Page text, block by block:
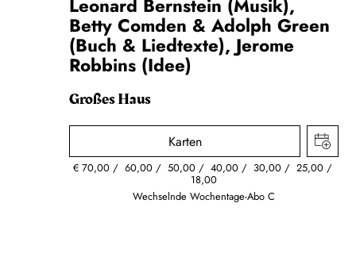
Leonard Bernstein (Musik),
Betty Comden & Adolph Green
(Buch & Liedtexte), Jerome
Robbins (Idee)
Großes Haus
Karten
€ 70,00 60,00 50,00 40,00 30,00 25,00
18,00
Wechselnde Wochentage-Abo C